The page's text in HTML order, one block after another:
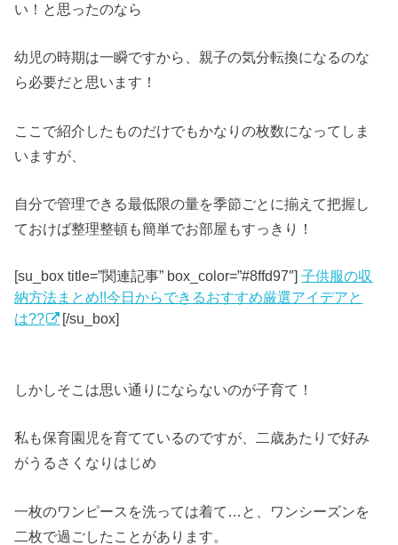
い！と思ったのなら
幼児の時期は一瞬ですから、親子の気分転換になるのな
ら必要だと思います！
ここで紹介したものだけでもかなりの枚数になってしま
いますが、
自分で管理できる最低限の量を季節ごとに揃えて把握し
ておけば整理整頓も簡単でお部屋もすっきり！
[su_box title=”関連記事” box_color=”#8ffd97″]子供服の収
納方法まとめ!!今日からできるおすすめ厳選アイデアと
は??
[/su_box]
しかしそこは思い通りにならないのが子育て！
私も保育園児を育てているのですが、二歳あたりで好み
がうるさくなりはじめ
一枚のワンピースを洗っては着て…と、ワンシーズンを
二枚で過ごしたことがあります。